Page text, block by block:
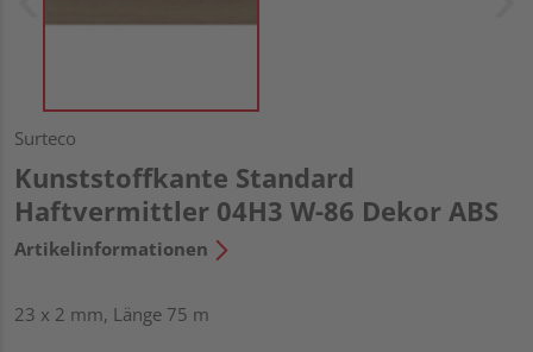
Surteco
Kunststoffkante Standard
Haftvermittler 04H3 W-86 Dekor ABS
Artikelinformationen
23 x 2 mm, Länge 75 m